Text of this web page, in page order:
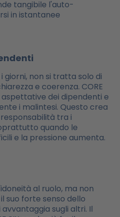
tangibile l'auto-
in istantanee
giorni, non si tratta solo di
e coerenza. CORE
aspettative dei dipendenti e
i malintesi. Questo crea
tra i
quando le
e la pressione aumenta.
al ruolo, ma non
suo forte senso dello
sugli altri. Il